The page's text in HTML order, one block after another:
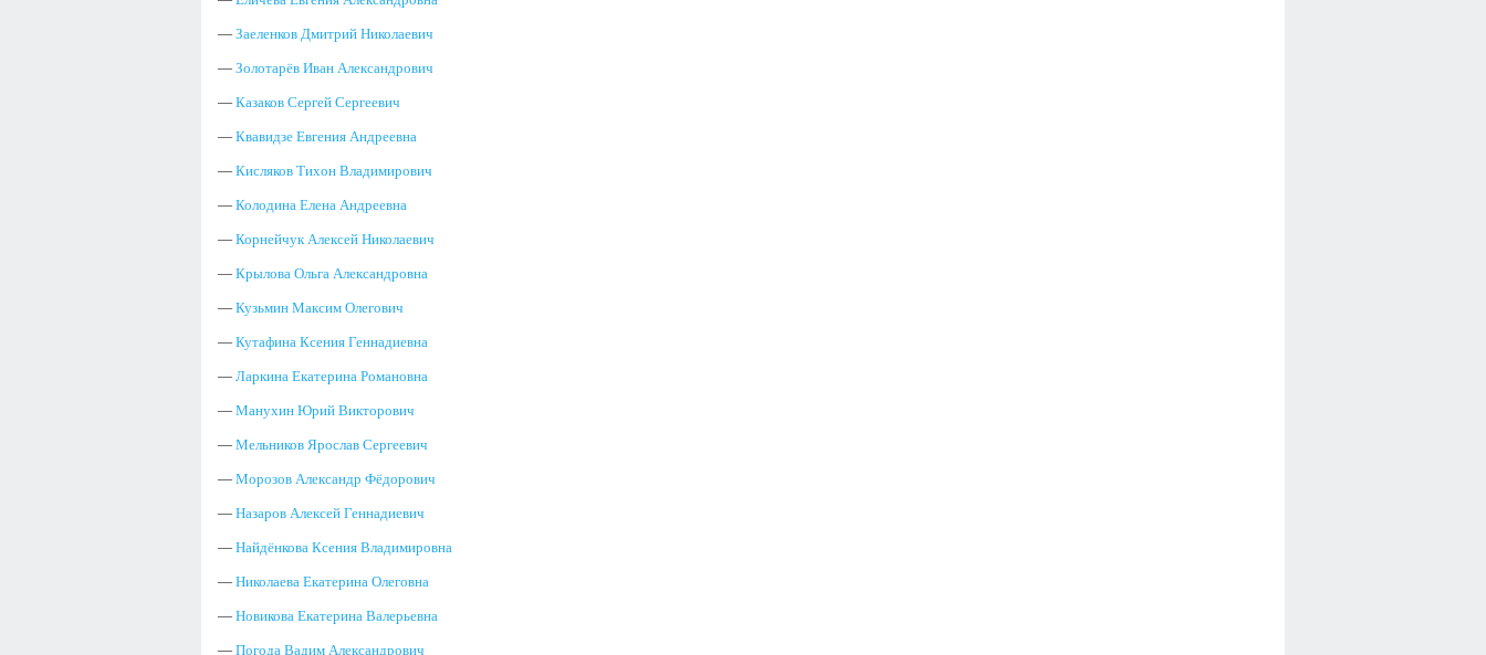
— Заеленков Дмитрий Николаевич
— Золотарёв Иван Александрович
— Казаков Сергей Сергеевич
— Квавидзе Евгения Андреевна
— Кисляков Тихон Владимирович
— Колодина Елена Андреевна
— Корнейчук Алексей Николаевич
— Крылова Ольга Александровна
— Кузьмин Максим Олегович
— Кутафина Ксения Геннадиевна
— Ларкина Екатерина Романовна
— Манухин Юрий Викторович
— Мельников Ярослав Сергеевич
— Морозов Александр Фёдорович
— Назаров Алексей Геннадиевич
— Найдёнкова Ксения Владимировна
— Николаева Екатерина Олеговна
— Новикова Екатерина Валерьевна
— Погода Вадим Александрович